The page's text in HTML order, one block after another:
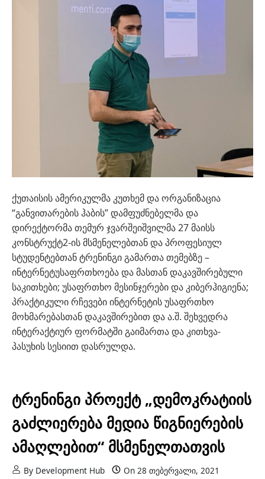
ქუთაისის ამერიკულმა კუთხემ და ორგანიზაცია
“განვითარების ჰაბის” დამფუძნებელმა და
დირექტორმა თემურ ჯვარშეიშვილმა 27 მაისს
კონსტრუქტ2-ის მსმენელებთან და პროფესიულ
სტუდენტებთან ტრენინგი გამართა თემებზე –
ინტერნეტუსაფრთხოება და მასთან დაკავშირებული
საკითხები; უსაფრთხო მესინჯერები და კიბერჰიგიენა;
პრაქტიკული რჩევები ინტერნეტის უსაფრთხო
მოხმარებასთან დაკავშირებით და ა.შ. შეხვედრა
ინტერაქტიურ ფორმატში გაიმართა და კითხვა-
პასუხის სესიით დასრულდა.
ტრენინგი პროექტ „დემოკრატიის
გაძლიერება მედია წიგნიერების
ამაღლებით“ მსმენელთათვის
By Development Hub On 28 თებერვალი, 2021